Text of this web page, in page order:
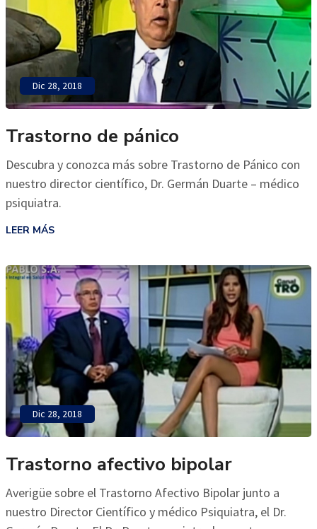
Dic 28, 2018
Trastorno de pánico
Descubra y conozca más sobre Trastorno de Pánico con
nuestro director científico, Dr. Germán Duarte – médico
psiquiatra.
LEER MÁS
Dic 28, 2018
Trastorno afectivo bipolar
Averigüe sobre el Trastorno Afectivo Bipolar junto a
nuestro Director Científico y médico Psiquiatra, el Dr.